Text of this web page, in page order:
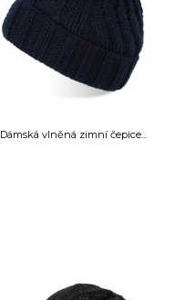
Dámská vlněná zimní čepice...